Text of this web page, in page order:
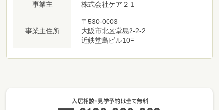
事業主 株式会社ケア２１
事業主住所
〒530-0003
大阪市北区堂島2-2-2
近鉄堂島ビル10F